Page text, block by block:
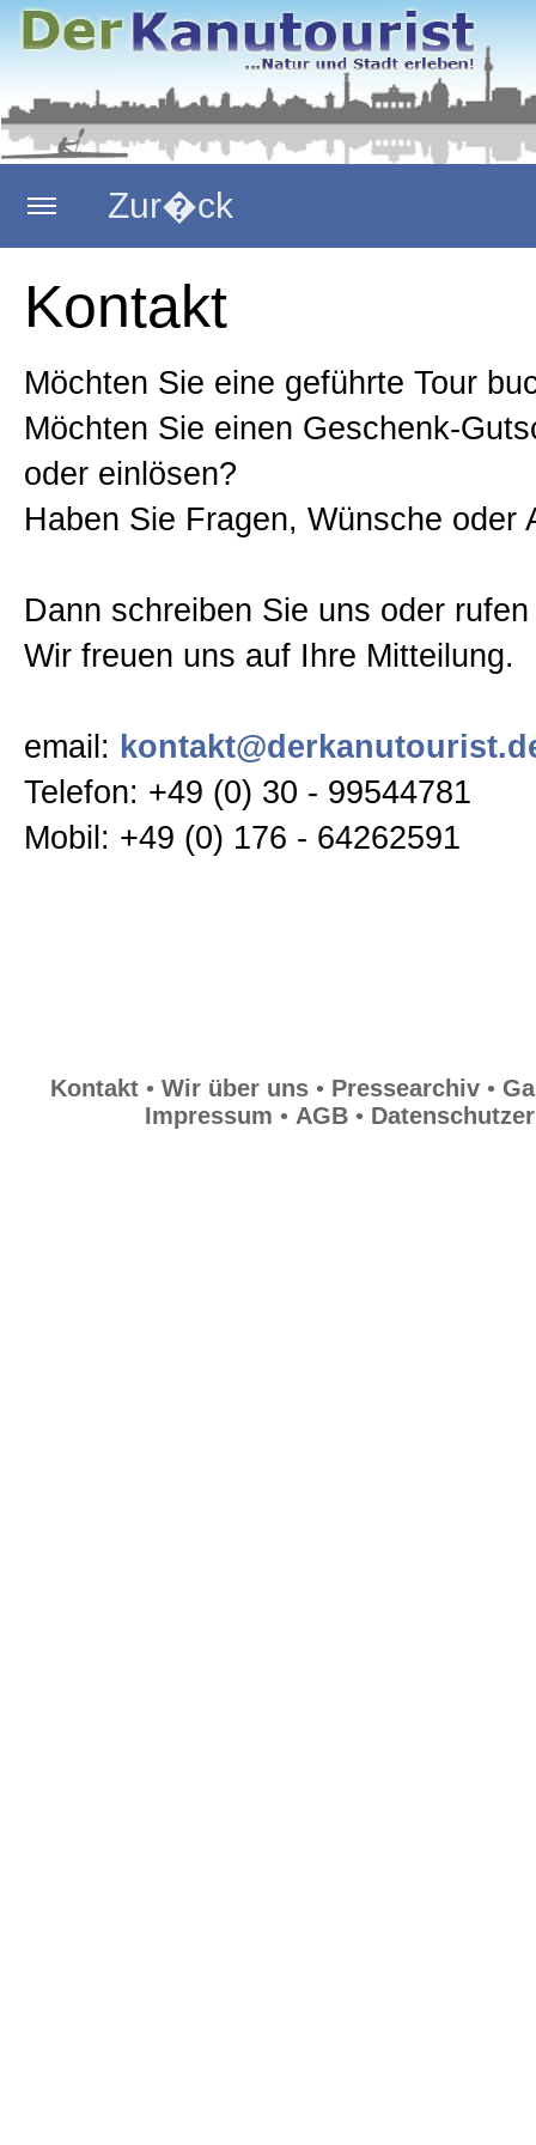
Zur�ck
Startseite
Kanutouren
Faltbootverleih
Kanutourberatung
Leistungen
Preise
Wir über uns
Kontakt
Möchten Sie eine geführte Tour
Möchten Sie einen Geschenk-
oder einlösen?
Haben Sie Fragen, Wünsche oder
Dann schreiben Sie uns oder
Wir freuen uns auf Ihre Mitteilung.
email:
Telefon: +49 (0) 30 - 99544781
Mobil: +49 (0) 176 - 64262591
Kontakt• Wir über uns• Pressearchiv•
Impressum • AGB •